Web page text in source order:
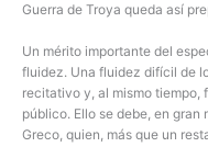
Guerra de Troya queda así
Un mérito importante del
fluidez. Una fluidez difícil de
recitativo y, al mismo tiempo,
público. Ello se debe, en
Greco, quien, más que un